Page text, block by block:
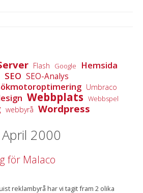
Flash Google Hemsida
SEO SEO-Analys
Umbraco
Webbplats Webbspel
webbyrå Wordpress
2000
för Malaco
reklambyrå har vi tagit fram 2 olika